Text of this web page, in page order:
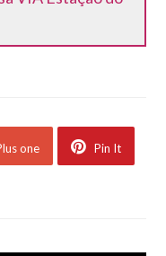
one Pin It